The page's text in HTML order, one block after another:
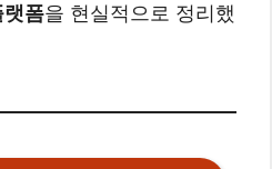
랫폼을 현실적으로 정리했